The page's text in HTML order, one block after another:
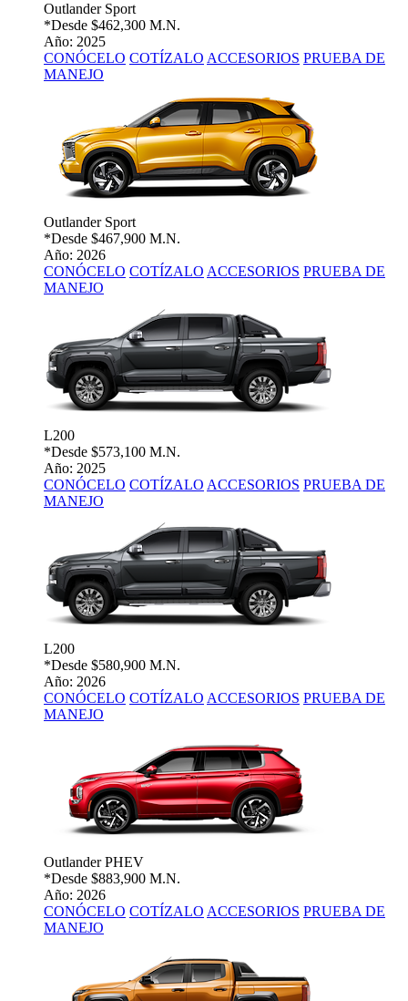
Outlander Sport
*Desde $462,300 M.N.
Año: 2025
CONÓCELO COTÍZALO ACCESORIOS PRUEBA DE
MANEJO
Outlander Sport
*Desde $467,900 M.N.
Año: 2026
CONÓCELO COTÍZALO ACCESORIOS PRUEBA DE
MANEJO
L200
*Desde $573,100 M.N.
Año: 2025
CONÓCELO COTÍZALO ACCESORIOS PRUEBA DE
MANEJO
L200
*Desde $580,900 M.N.
Año: 2026
CONÓCELO COTÍZALO ACCESORIOS PRUEBA DE
MANEJO
Outlander PHEV
*Desde $883,900 M.N.
Año: 2026
CONÓCELO COTÍZALO ACCESORIOS PRUEBA DE
MANEJO